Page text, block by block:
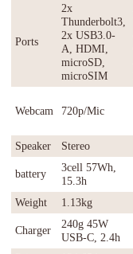
Ports
2x
Thunderbolt3,
2x USB3.0-
A, HDMI,
microSD,
microSIM
Webcam 720p/Mic
Speaker
Stereo
battery
3cell 57Wh,
15.3h
Weight 1.13kg
Charger
240g 45W
USB-C, 2.4h